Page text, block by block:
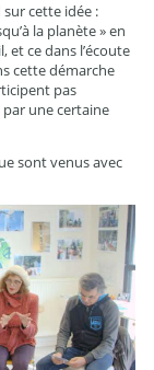
cette idée :
la planète » en
et ce dans l’écoute
cette démarche
pas
une certaine
sont venus avec